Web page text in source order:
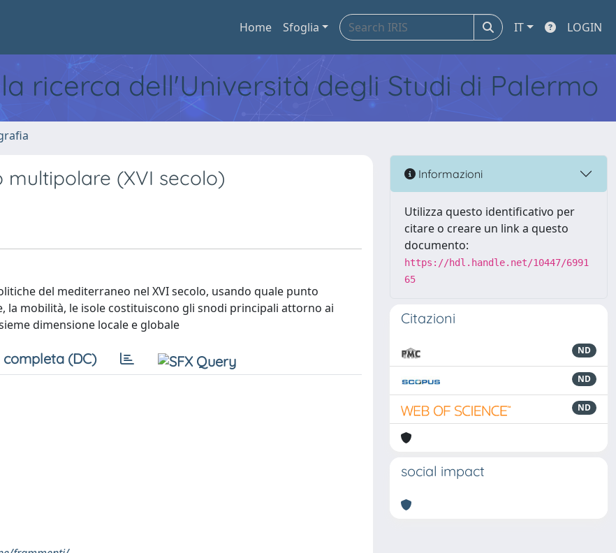
Home Sfoglia IT LOGIN
ricerca dell'Università degli Studi di Palermo
(XVI secolo)
del mediterraneo nel XVI secolo, usando quale punto
la mobilità, le isole costituiscono gli snodi principali attorno ai
dimensione locale e globale
completa (DC)
Informazioni
Utilizza questo identificativo per
citare o creare un link a questo
documento:
https://hdl.handle.net/10447/6991
65
Citazioni
ND
ND
ND
social impact